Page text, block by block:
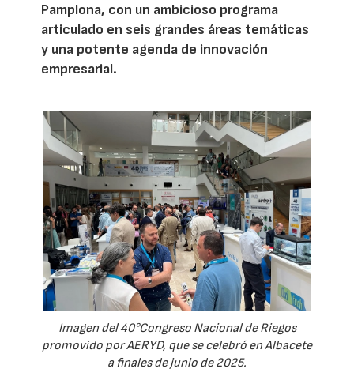
Pamplona, con un ambicioso programa
articulado en seis grandes áreas temáticas
y una potente agenda de innovación
empresarial.
Imagen del 40°Congreso Nacional de Riegos
promovido por AERYD, que se celebró en Albacete
a finales de junio de 2025.